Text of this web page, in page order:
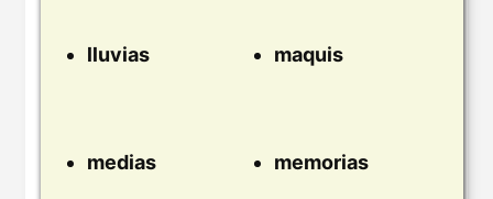
lluvias maquis
medias memorias